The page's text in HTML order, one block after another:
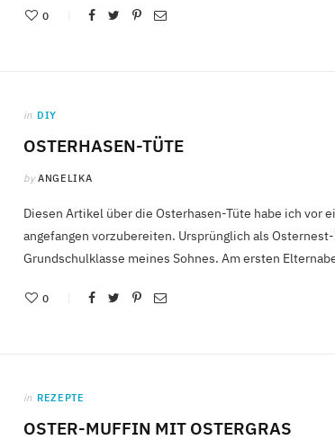
0
in DIY
OSTERHASEN-TÜTE
by ANGELIKA
Diesen Artikel über die Osterhasen-Tüte habe ich vor
angefangen vorzubereiten. Ursprünglich als
Grundschulklasse meines Sohnes. Am ersten
0
in REZEPTE
OSTER-MUFFIN MIT OSTERGRAS